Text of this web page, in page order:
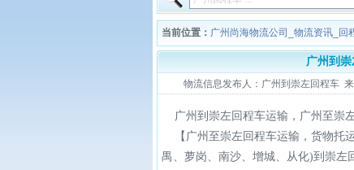
当前位置： 广州尚海物流公司 物流资讯 回
广州到
物流信息发布人：广州到崇左回程车
广州到崇左回程车运输，广州至崇
【广州至崇左回程车运输，货物托
禺、萝岗、南沙、增城、从化)到崇左